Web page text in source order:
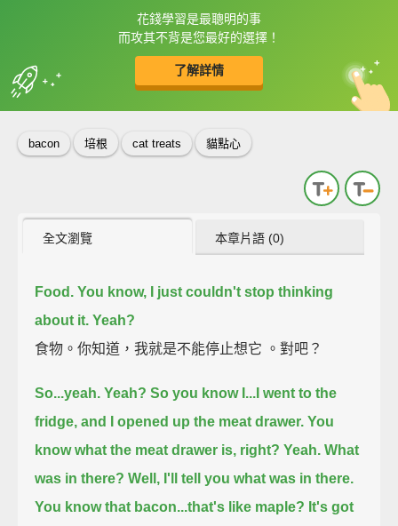
花錢學習是最聰明的事
而攻其不背是您最好的選擇！
了解詳情
框選或點兩下字幕可以直接查字典喔！
收錄佳句 中
英
bacon 培根 cat treats 貓點心
全文瀏覽 本章片語 (0)
Food. You know, I just couldn't stop thinking
about it. Yeah?
食物。你知道，我就是不能停止想它 。對吧？
So...yeah. Yeah? So you know I...I went to the
fridge, and I opened up the meat drawer. You
know what the meat drawer is, right? Yeah. What
was in there? Well, I'll tell you what was in there.
You know that bacon...that's like maple? It's got